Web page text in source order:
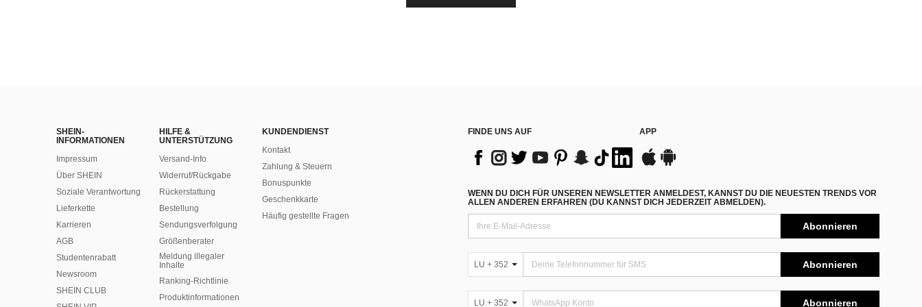
SHEIN-
INFORMATIONEN
Impressum
Über SHEIN
Soziale Verantwortung
Lieferkette
Karrieren
AGB
Studentenrabatt
Newsroom
SHEIN CLUB
HILFE &
UNTERSTÜTZUNG
Versand-Info
Widerruf/Rückgabe
Rückerstattung
Bestellung
Sendungsverfolgung
Größenberater
Meldung illegaler
Inhalte
Ranking-Richtlinie
​Produktinformationen
KUNDENDIENST
Kontakt
Zahlung & Steuern
Bonuspunkte
Geschenkkarte
Häufig gestellte Fragen
FINDE UNS AUF APP
WENN DU DICH FÜR UNSEREN NEWSLETTER ANMELDEST, KANNST DU DIE NEUESTEN TRENDS VOR
ALLEN ANDEREN ERFAHREN (DU KANNST DICH JEDERZEIT ABMELDEN).
Abonnieren
LU + 352 Abonnieren
LU + 352 Abonnieren